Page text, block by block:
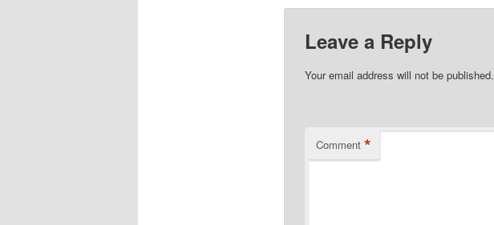
Leave a Reply
Your email address will not be published.
Comment *